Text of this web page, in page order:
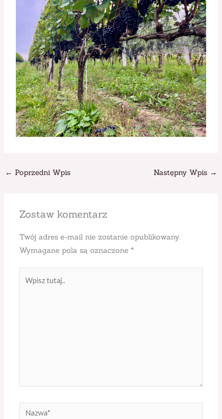
← Poprzedni Wpis Następny Wpis →
Zostaw komentarz
Twój adres e-mail nie zostanie opublikowany.
Wymagane pola są oznaczone*
tutaj..
Nazwa*